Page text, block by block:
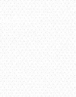
ABOUT